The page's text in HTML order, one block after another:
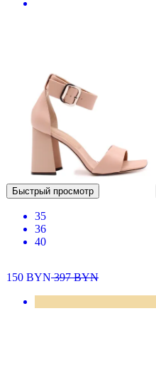
Быстрый просмотр
35
36
40
150 BYN397BYN